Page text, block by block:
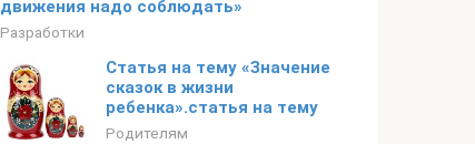
движения надо соблюдать»
Разработки
Статья на тему «Значение
сказок в жизни
ребенка».статья на тему
Родителям